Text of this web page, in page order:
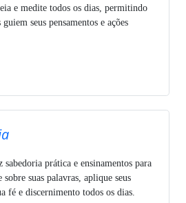
e medite todos os dias, permitindo
seus pensamentos e ações
prática e ensinamentos para
suas palavras, aplique seus
fé e discernimento todos os dias.